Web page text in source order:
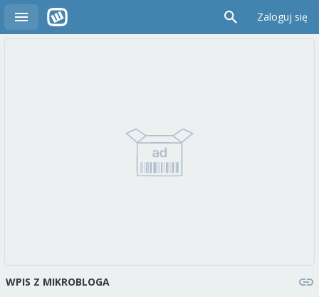
Zaloguj się
WPIS Z MIKROBLOGA